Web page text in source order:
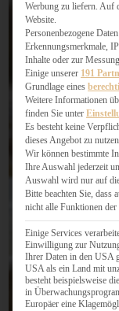
Werbung zu liefern. Auf
Website.
Personenbezogene
Erkennungsmerkmale,
Inhalte oder zur
Einige unserer 191
Grundlage eines
Weitere Informationen
finden Sie unter
Es besteht keine
dieses Angebot zu
Wir können bestimmte
Ihre Auswahl jederzeit
Auswahl wird nur auf
Bitte beachten Sie, dass
nicht alle Funktionen
Einige Services
Einwilligung zur
Ihrer Daten in den USA
USA als ein Land mit
besteht beispielsweise
in
Europäer eine